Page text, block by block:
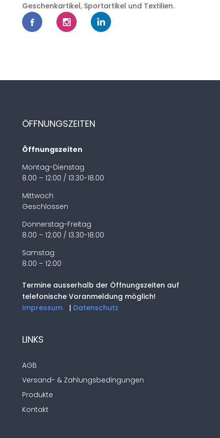
Geschenkartikel, Sportartikel und Textilien.
ÖFFNUNGSZEITEN
Öffnungszeiten
Montag-Dienstag
8.00 – 12:00 / 13.30-18.00
Mittwoch
Geschlossen
Donnerstag-Freitag
8.00 – 12:00 / 13.30-18.00
Samstag
8.00 – 12:00
Termine ausserhalb der Öffnungszeiten auf
telefonische Voranmeldung möglich!
Impressum
| Datenschutz
LINKS
AGB
Versand- & Zahlungsbedingungen
Produkte
Kontakt